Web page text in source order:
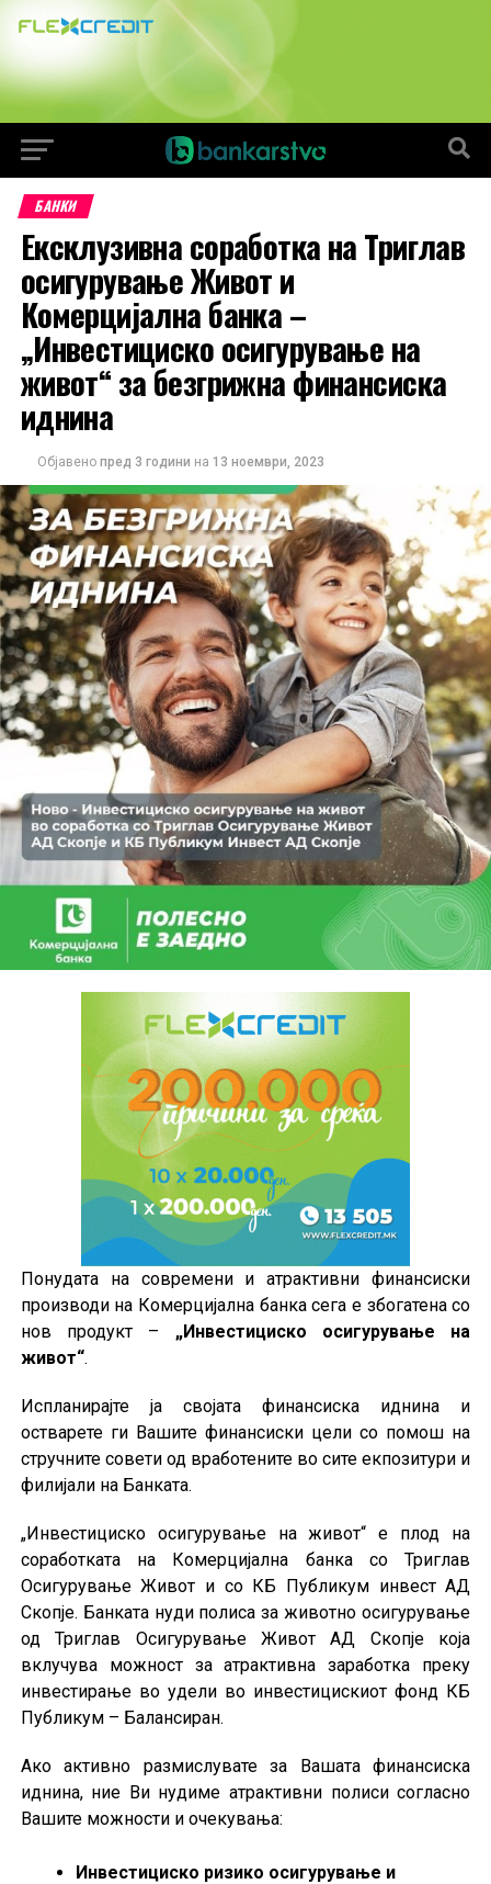
БАНКИ
Ексклузивна соработка на Триглав
осигурување Живот и
Комерцијална банка –
„Инвестициско осигурување на
живот“ за безгрижна финансиска
иднина
Објавено пред 3 години на 13 ноември, 2023
Понудата на современи и атрактивни финансиски
производи на Комерцијална банка сега е збогатена со
нов продукт – „Инвестициско осигурување на
живот“.
Испланирајте ја својата финансиска иднина и
остварете ги Вашите финансиски цели со помош на
стручните совети од вработените во сите екпозитури и
филијали на Банката.
„Инвестициско осигурување на живот“ е плод на
соработката на Комерцијална банка со Триглав
Осигурување Живот и со КБ Публикум инвест АД
Скопје. Банката нуди полиса за животно осигурување
од Триглав Осигурување Живот АД Скопје која
вклучува можност за атрактивна заработка преку
инвестирање во удели во инвестицискиот фонд КБ
Публикум – Балансиран.
Ако активно размислувате за Вашата финансиска
иднина, ние Ви нудиме атрактивни полиси согласно
Вашите можности и очекувања:
Инвестициско ризико осигурување и